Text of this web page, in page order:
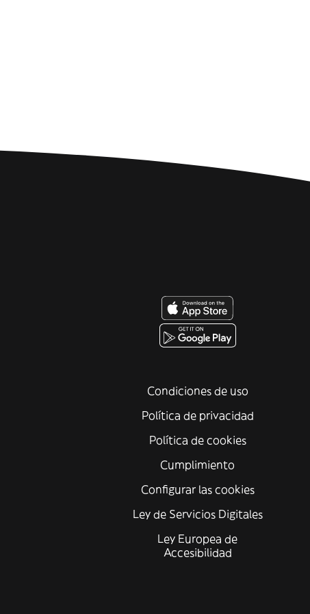
Condiciones de uso
Política de privacidad
Política de cookies
Cumplimiento
Configurar las cookies
Ley de Servicios Digitales
Ley Europea de
Accesibilidad